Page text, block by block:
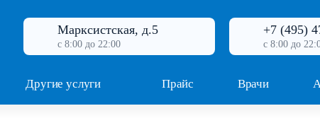
Марксистская, д.5
с 8:00 до 22:00
+7 (495)
с 8:00 до
Другие услуги Прайс Врачи